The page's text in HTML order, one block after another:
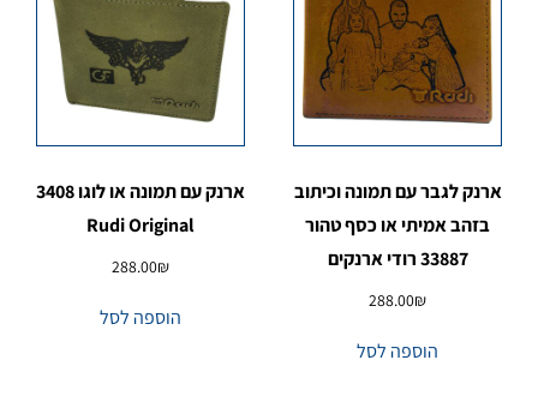
ארנק לגבר עם תמונה וכיתוב
בזהב אמיתי או כסף טהור
33887 רודי ארנקים
288.00₪
הוספה לסל
ארנק עם תמונה או לוגו 3408
Rudi Original
288.00₪
הוספה לסל